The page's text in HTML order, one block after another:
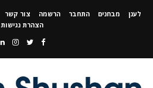
לענן מבחנים התחבר הרשמה צור קשר
הצהרת נגישות